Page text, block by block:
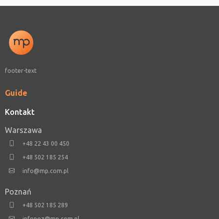
footer-text
Guide
Kontakt
Warszawa
+48 22 43 00 450
+48 502 185 254
info@mp.com.pl
Poznań
+48 502 185 289